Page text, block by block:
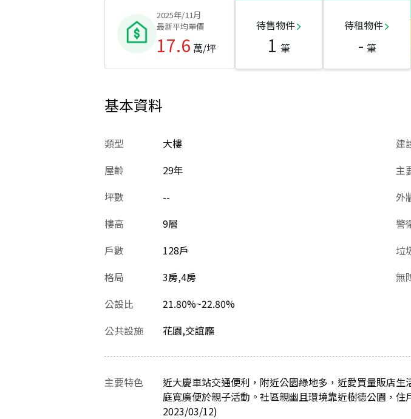
2025年/11月
最新平均單價
17.6 萬/坪
待售物件
1 筆
待租物件
- 筆
基本資料
類型
大樓
屋齡
29年
坪數
--
樓高
9層
戶數
128戶
格局
3房,4房
公設比
21.80%~22.80%
建
主
外
警
垃
無
公共設施 花園,交誼廳
主要特色
近大慶車站交通便利，附近公園綠地多，近愛買量販店
庭寬廣便於親子活動。社區親幽且環境靠近樹德公園，住
2023/03/12)